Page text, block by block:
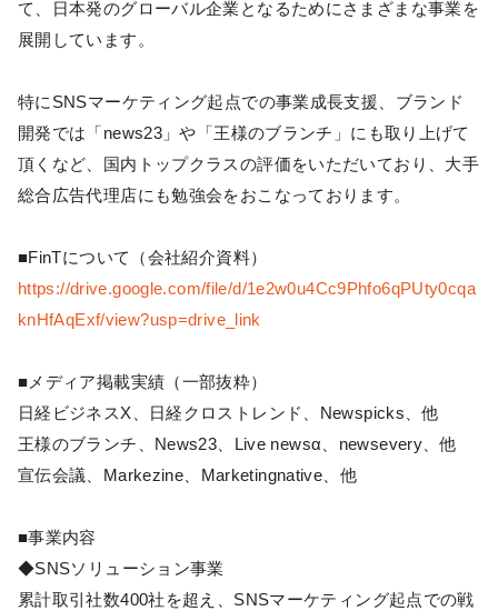
て、日本発のグローバル企業となるためにさまざまな事業を
展開しています。
特にSNSマーケティング起点での事業成長支援、ブランド
開発では「news23」や「王様のブランチ」にも取り上げて
頂くなど、国内トップクラスの評価をいただいており、大手
総合広告代理店にも勉強会をおこなっております。
■FinTについて（会社紹介資料）
https://drive.google.com/file/d/1e2w0u4Cc9Phfo6qPUty0cqa
knHfAqExf/view?usp=drive_link
■メディア掲載実績（一部抜粋）
日経ビジネスX、日経クロストレンド、Newspicks、他
王様のブランチ、News23、Live newsα、newsevery、他
宣伝会議、Markezine、Marketingnative、他
■事業内容
◆SNSソリューション事業
累計取引社数400社を超え、SNSマーケティング起点での戦